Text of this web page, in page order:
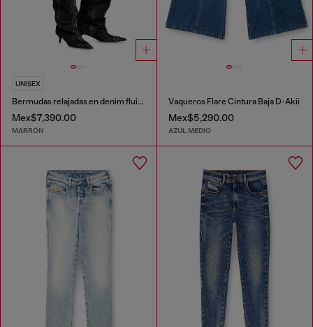
UNISEX
Bermudas relajadas en denim fluido con lavado oscuro
Mex$7,390.00
MARRÓN
Vaqueros Flare Cintura Baja D-Akii
Mex$5,290.00
AZUL MEDIO